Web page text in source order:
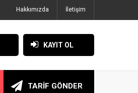
Hakkımızda İletişim
KAYIT OL
TARİF GÖNDER